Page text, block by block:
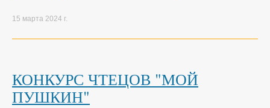
15 марта 2024 г.
КОНКУРС ЧТЕЦОВ "МОЙ
ПУШКИН"